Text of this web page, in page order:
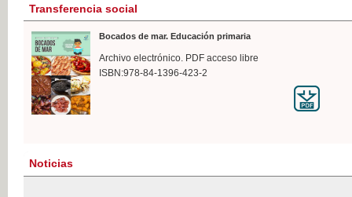
Transferencia social
Bocados de mar. Educación primaria
Archivo electrónico. PDF acceso libre
ISBN:978-84-1396-423-2
Noticias